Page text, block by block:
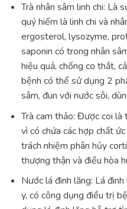
Trà nhân sâm linh chi: Là
quý hiếm là linh chi và
ergosterol, lysozyme,
saponin có trong nhân
hiệu quả, chống co thắt,
bệnh có thể sử dụng 2
sâm, đun với nước sôi,
Trà cam thảo: Được coi
vì có chứa các hợp chất
trách nhiệm phân hủy
thượng thận và điều hòa
Nước lá đinh lăng: Lá
y, có công dụng điều trị